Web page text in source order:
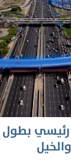
على الخط
ستنفذ محطة
وأضاف
للمترو يمر
خلال جسر يبلغ طوله 1300
الخطين الأحمر
من محطة
مروراً